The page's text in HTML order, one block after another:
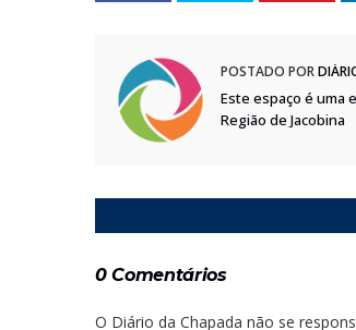
POSTADO POR
Este espaço é uma
Região de Jacobina
0 Comentários
O Diário da Chapada não se